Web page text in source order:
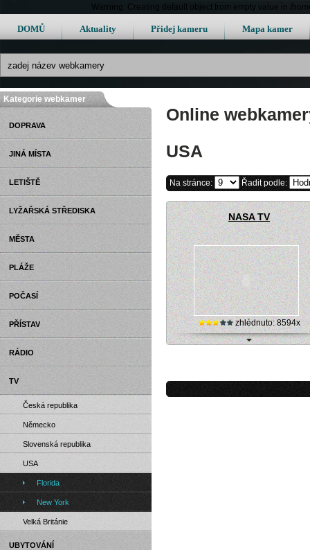
Warning: Creating default object from empty value in /
DOMŮ Aktuality Přidej kameru Mapa kamer
Online
USA
Na stránce: Řadit podle:
NASA TV
zhlédnuto: 8594x
Kategorie webkamer
DOPRAVA
JINÁ MÍSTA
LETIŠTĚ
LYŽAŘSKÁ STŘEDISKA
MĚSTA
PLÁŽE
POČASÍ
PŘÍSTAV
RÁDIO
TV
Česká republika
Německo
Slovenská republika
USA
Florida
New York
Velká Británie
UBYTOVÁNÍ